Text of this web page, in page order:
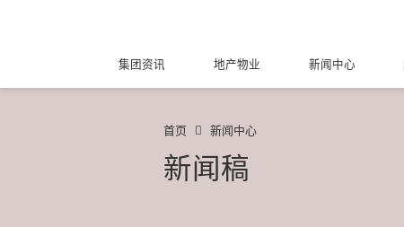
集团资讯 地产物业 新闻中心
首页 新闻中心
新闻稿